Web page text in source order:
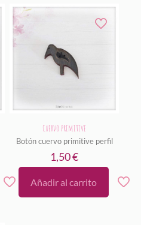
Cuervo primitive
Botón cuervo primitive perfil
1,50€
Añadir al carrito